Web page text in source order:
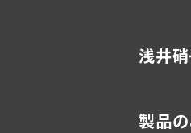
浅井
製品